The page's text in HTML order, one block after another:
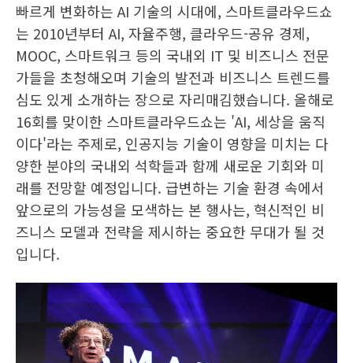
빠르게 변화하는 AI 기술의 시대에, 스마트클라우드쇼
는 2010년부터 AI, 자율주행, 클라우드-공유 경제,
MOOC, 스마트워크 등의 국내외 IT 및 비즈니스 전문
가들을 초청해오며 기술의 발전과 비즈니스 트렌드를
심도 있게 소개하는 장으로 자리매김했습니다. 올해로
16회를 맞이한 스마트클라우드쇼는 'AI, 세상을 움직
이다'라는 주제로, 인공지능 기술이 영향을 미치는 다
양한 분야의 국내외 석학들과 함께 새로운 기회와 미
래를 전망할 예정입니다. 급변하는 기술 환경 속에서
앞으로의 가능성을 모색하는 본 행사는, 혁신적인 비
즈니스 모델과 전략을 제시하는 중요한 무대가 될 것
입니다.